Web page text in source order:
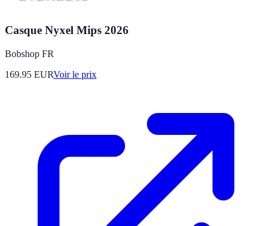
Casque Nyxel Mips 2026
Bobshop FR
169.95 EURVoir le prix